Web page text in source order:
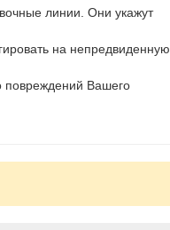
линии. Они укажут
на непредвиденную
повреждений Вашего